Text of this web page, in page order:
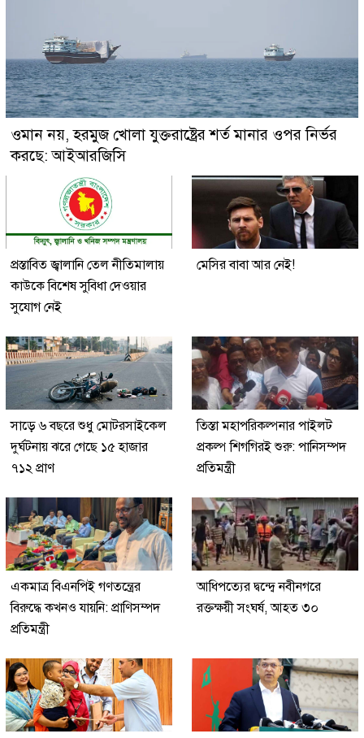
ওমান নয়, হরমুজ খোলা যুক্তরাষ্ট্রের শর্ত মানার ওপর নির্ভর
করছে: আইআরজিসি
প্রস্তাবিত জ্বালানি তেল নীতিমালায়
কাউকে বিশেষ সুবিধা দেওয়ার
সুযোগ নেই
মেসির বাবা আর নেই!
সাড়ে ৬ বছরে শুধু মোটরসাইকেল
দুর্ঘটনায় ঝরে গেছে ১৫ হাজার
৭১২ প্রাণ
তিস্তা মহাপরিকল্পনার পাইলট
প্রকল্প শিগগিরই শুরু: পানিসম্পদ
প্রতিমন্ত্রী
একমাত্র বিএনপিই গণতন্ত্রের
বিরুদ্ধে কখনও যায়নি: প্রাণিসম্পদ
প্রতিমন্ত্রী
আধিপত্যের দ্বন্দ্বে নবীনগরে
রক্তক্ষয়ী সংঘর্ষ, আহত ৩০